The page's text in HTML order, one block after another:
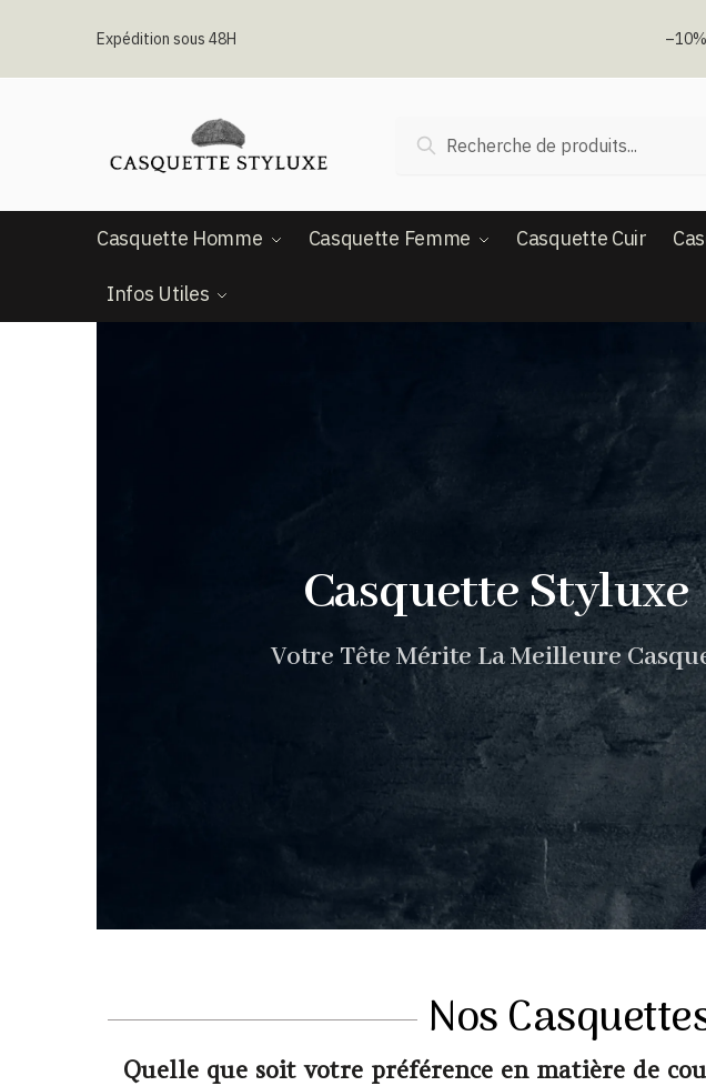
Expédition sous 48H –10%
Recherche
Casquette Homme Casquette Femme Casquette Cuir
Infos Utiles
Casquette Styluxe
Votre Tête Mérite La Meilleure
Nos
Quelle que soit votre préférence en matière de